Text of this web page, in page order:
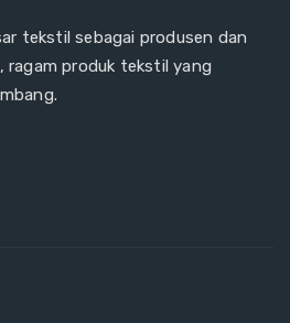
tekstil sebagai produsen dan
ragam produk tekstil yang